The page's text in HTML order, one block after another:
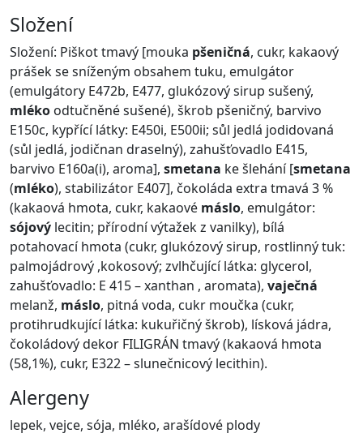
Složení
Složení: Piškot tmavý [mouka pšeničná, cukr, kakaový
prášek se sníženým obsahem tuku, emulgátor
(emulgátory E472b, E477, glukózový sirup sušený,
mléko odtučněné sušené), škrob pšeničný, barvivo
E150c, kypřící látky: E450i, E500ii; sůl jedlá jodidovaná
(sůl jedlá, jodičnan draselný), zahušťovadlo E415,
barvivo E160a(i), aroma], smetana ke šlehání [smetana
(mléko), stabilizátor E407], čokoláda extra tmavá 3 %
(kakaová hmota, cukr, kakaové máslo, emulgátor:
sójový lecitin; přírodní výtažek z vanilky), bílá
potahovací hmota (cukr, glukózový sirup, rostlinný tuk:
palmojádrový ,kokosový; zvlhčující látka: glycerol,
zahušťovadlo: E 415 – xanthan , aromata), vaječná
melanž, máslo, pitná voda, cukr moučka (cukr,
protihrudkující látka: kukuřičný škrob), lísková jádra,
čokoládový dekor FILIGRÁN tmavý (kakaová hmota
(58,1%), cukr, E322 – slunečnicový lecithin).
Alergeny
lepek, vejce, sója, mléko, arašídové plody